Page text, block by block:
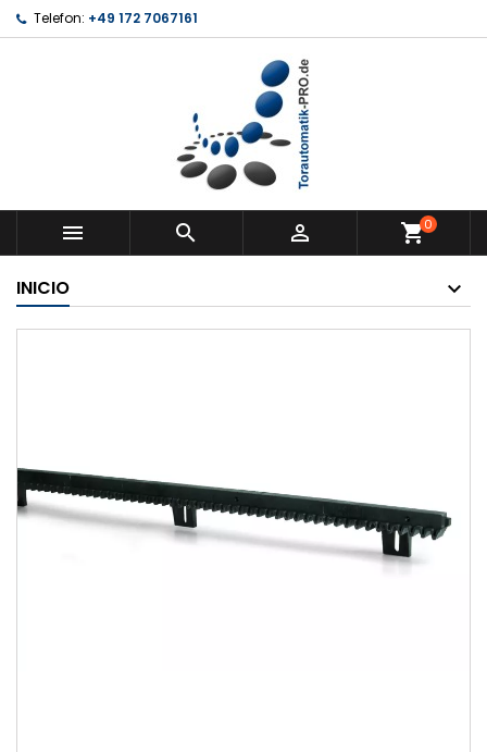
Telefon: +49 172 7067161
   shopping_cart0
INICIO